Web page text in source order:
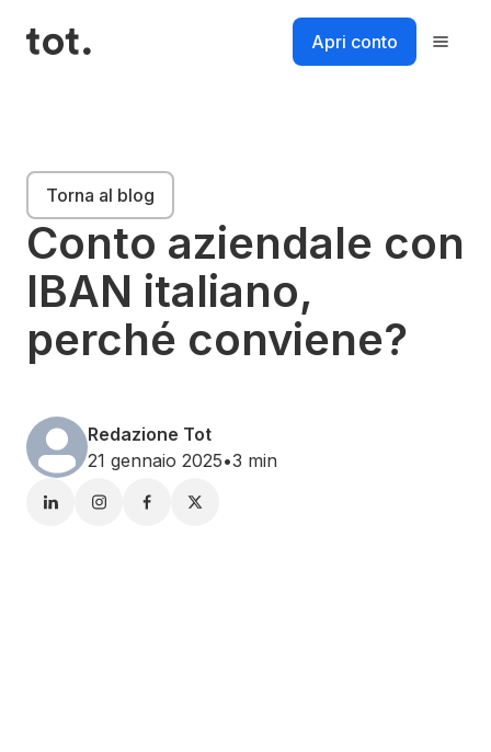
Apri conto
Soluzioni
Risorse
Prezzi
Accedi al tuo account
Accedi
Torna al blog
Conto aziendale con
IBAN italiano,
perché conviene?
Redazione Tot
21 gennaio 2025•3 min